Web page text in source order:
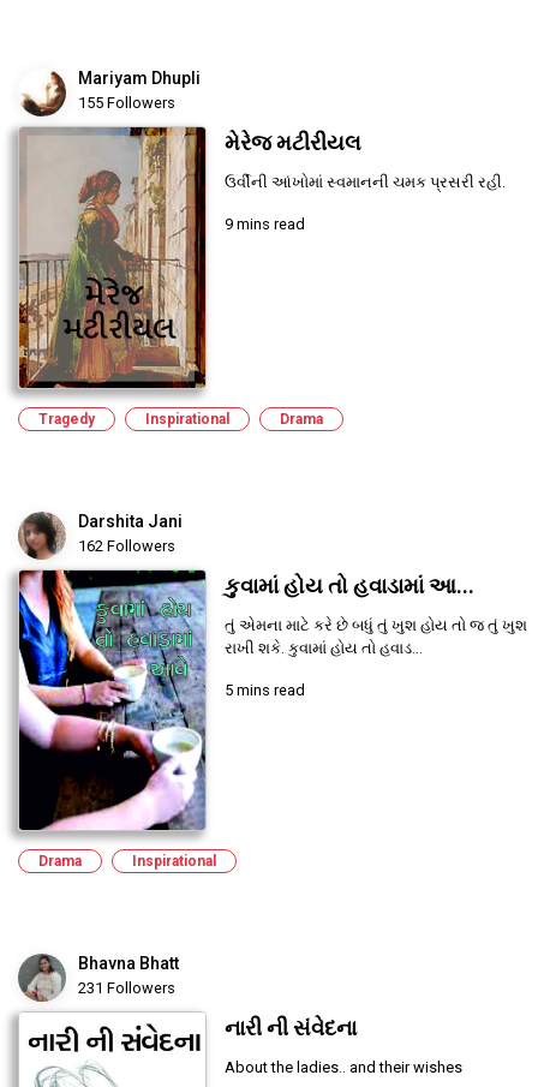
Mariyam Dhupli
155 Followers
મેરેજ મટીરીયલ
ઉર્વીની આંખોમાં સ્વમાનની ચમક પ્રસરી રહી.
9 mins read
Tragedy Inspirational Drama
Darshita Jani
162 Followers
કુવામાં હોય તો હવાડામાં આ...
તું એમના માટે કરે છે બધું તું ખુશ હોય તો જ તું ખુશ
રાખી શકે. કુવામાં હોય તો હવાડ...
5 mins read
Drama Inspirational
Bhavna Bhatt
231 Followers
નારી ની સંવેદના
About the ladies.. and their wishes